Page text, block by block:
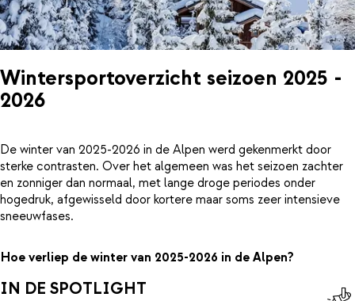
Wintersportoverzicht seizoen 2025 -
2026
De winter van 2025-2026 in de Alpen werd gekenmerkt door
sterke contrasten. Over het algemeen was het seizoen zachter
en zonniger dan normaal, met lange droge periodes onder
hogedruk, afgewisseld door kortere maar soms zeer intensieve
sneeuwfases.
Hoe verliep de winter van 2025-2026 in de Alpen?
IN DE SPOTLIGHT